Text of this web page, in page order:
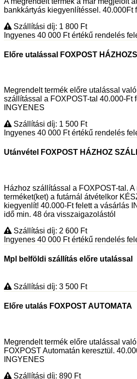
bankkártyás kiegyenlítéssel. 40.000Ft
Szállítási díj: 1 800 Ft
Ingyenes 40 000 Ftértékű rendelés
Előre utalással FOXPOST
Megrendelt termék előre utalással
szállítással a FOXPOST-tal 40.000-Ft
INGYENES
Szállítási díj: 1 500 Ft
Ingyenes 40 000 Ftértékű rendelés
Utánvétel FOXPOST HÁZHOZ
Házhoz szállítással a FOXPOST-tal.
terméket(ket) a futárnál átvételkor
kiegyenlít! 40.000-Ft felett a vásárlás
idő min. 48 óra visszaigazolástól
Szállítási díj: 2 600 Ft
Ingyenes 40 000 Ftértékű rendelés
Mpl belföldi szállítás előre utalással
Szállítási díj: 3 500 Ft
Előre utalás FOXPOST AUTOMATA
Megrendelt termék előre utalással
FOXPOST Automatán keresztül.
INGYENES
Szállítási díj: 890 Ft